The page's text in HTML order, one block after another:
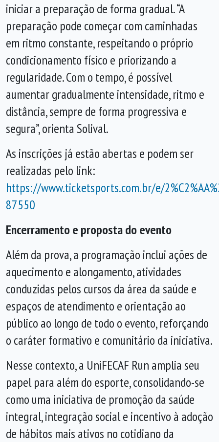
iniciar a preparação de forma gradual. “A
preparação pode começar com caminhadas
em ritmo constante, respeitando o próprio
condicionamento físico e priorizando a
regularidade. Com o tempo, é possível
aumentar gradualmente intensidade, ritmo e
distância, sempre de forma progressiva e
segura”, orienta Solival.
As inscrições já estão abertas e podem ser
realizadas pelo link:
https://www.ticketsports.com.br/e/
87550
Encerramento e proposta do evento
Além da prova, a programação inclui ações de
aquecimento e alongamento, atividades
conduzidas pelos cursos da área da saúde e
espaços de atendimento e orientação ao
público ao longo de todo o evento, reforçando
o caráter formativo e comunitário da iniciativa.
Nesse contexto, a UniFECAF Run amplia seu
papel para além do esporte, consolidando-se
como uma iniciativa de promoção da saúde
integral, integração social e incentivo à adoção
de hábitos mais ativos no cotidiano da